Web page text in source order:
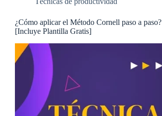
¿Cómo aplicar el Método Cornell paso a paso?
[Incluye Plantilla Gratis]